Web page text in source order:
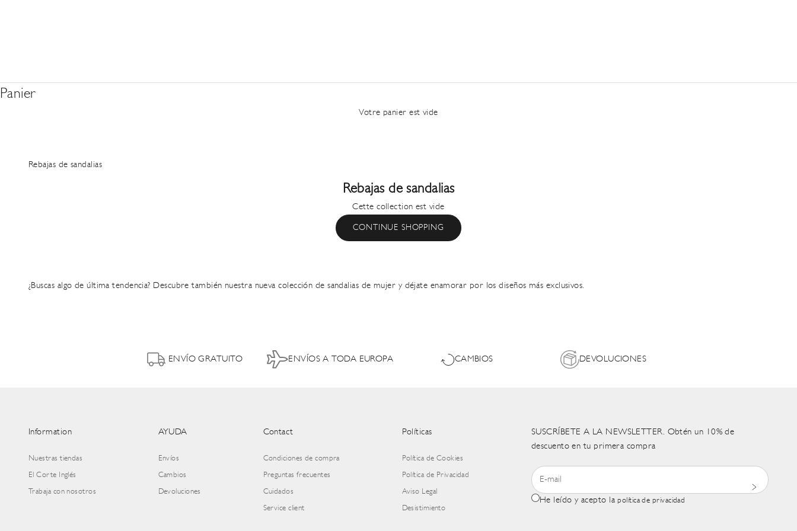
Panier
Votre panier est vide
Rebajas de sandalias
Rebajas de sandalias
Cette collection est vide
CONTINUE SHOPPING
¿Buscas algo de última tendencia? Descubre también nuestra nuevacolección de sandalias de mujer y déjate enamorar por los diseños más exclusivos.
ENVÍO GRATUITO ENVÍOS A TODA EUROPA CAMBIOS DEVOLUCIONES
Information
Nuestras tiendas
El Corte Inglés
Trabaja con nosotros
AYUDA
Envíos
Cambios
Devoluciones
Contact
Condiciones de compra
Preguntas frecuentes
Cuidados
Service client
Políticas
Política de Cookies
Política de Privacidad
Aviso Legal
Desistimiento
SUSCRÍBETE A LA NEWSLETTER. Obtén un 10% de
descuento en tu primera compra
He leído y acepto lapolítica de privacidad